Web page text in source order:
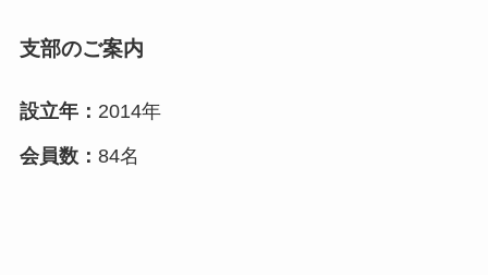
支部のご案内
設立年： 2014年
会員数： 84名